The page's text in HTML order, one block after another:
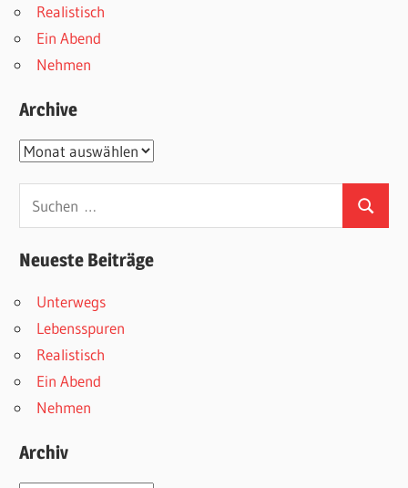
Realistisch
Ein Abend
Nehmen
Archive
Archive
Suchen
nach:
Suchen
Neueste Beiträge
Unterwegs
Lebensspuren
Realistisch
Ein Abend
Nehmen
Archiv